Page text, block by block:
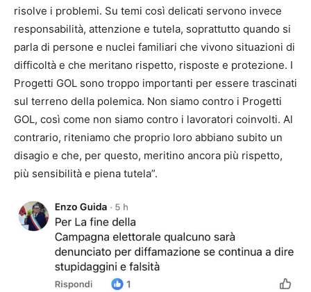
risolve i problemi. Su temi così delicati servono invece
responsabilità, attenzione e tutela, soprattutto quando si
parla di persone e nuclei familiari che vivono situazioni di
difficoltà e che meritano rispetto, risposte e protezione. I
Progetti GOL sono troppo importanti per essere trascinati
sul terreno della polemica. Non siamo contro i Progetti
GOL, così come non siamo contro i lavoratori coinvolti. Al
contrario, riteniamo che proprio loro abbiano subito un
disagio e che, per questo, meritino ancora più rispetto,
più sensibilità e piena tutela”.